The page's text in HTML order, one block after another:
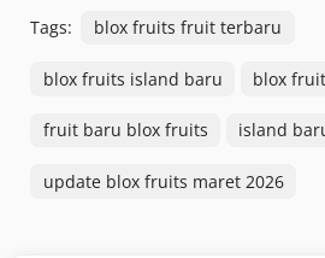
Tags: blox fruits fruit terbaru
blox fruits island baru blox
fruit baru blox fruits island
update blox fruits maret 2026